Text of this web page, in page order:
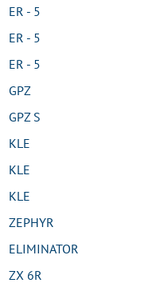
- 5
- 5
- 5
GPZ
S
KLE
KLE
KLE
6R